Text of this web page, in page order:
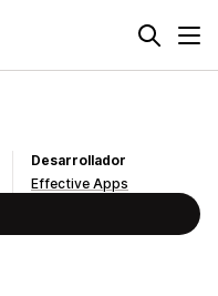
Desarrollador
Effective Apps